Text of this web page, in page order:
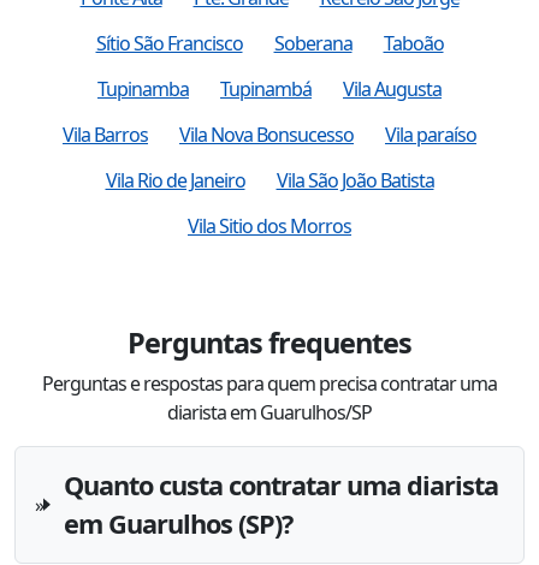
Sítio São Francisco
Soberana
Taboão
Tupinamba
Tupinambá
Vila Augusta
Vila Barros
Vila Nova Bonsucesso
Vila paraíso
Vila Rio de Janeiro
Vila São João Batista
Vila Sitio dos Morros
Perguntas frequentes
Perguntas e respostas para quem precisa contratar uma
diarista em Guarulhos/SP
Quanto custa contratar uma diarista
em Guarulhos (SP)?